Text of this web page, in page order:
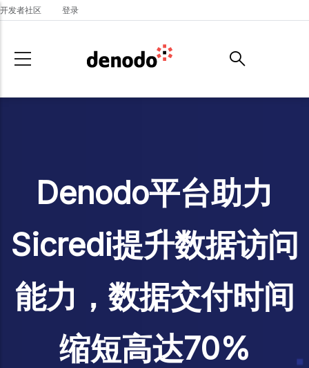
Skip to main content
开发者社区 登录
Denodo平台助力
Sicredi提升数据访问
能力，数据交付时间
缩短高达70%